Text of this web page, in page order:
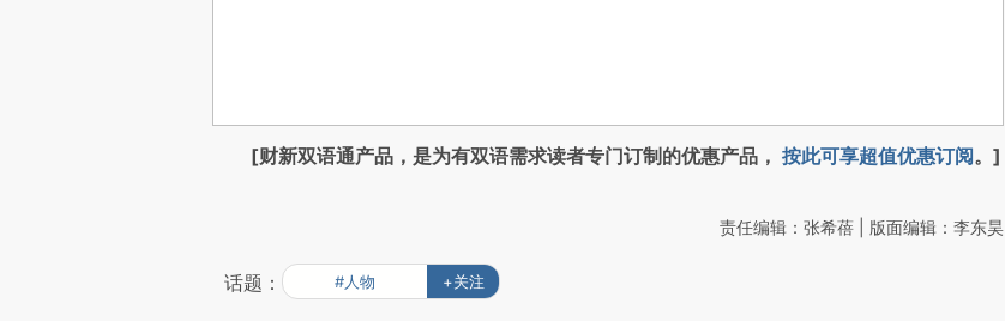
[财新双语通产品，是为有双语需求读者专门订制的优惠产品， 按此可享超值优惠订阅。]
责任编辑：张希蓓 | 版面编辑：李东昊
话题： #人物 +关注